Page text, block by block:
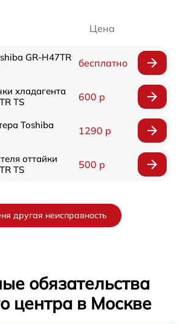
Цена
GR-H47TR
бесплатно
хладагента
TS
600 р
Toshiba
1290 р
оттайки
TS
500 р
другая неисправность
обязательства
центра в Москве